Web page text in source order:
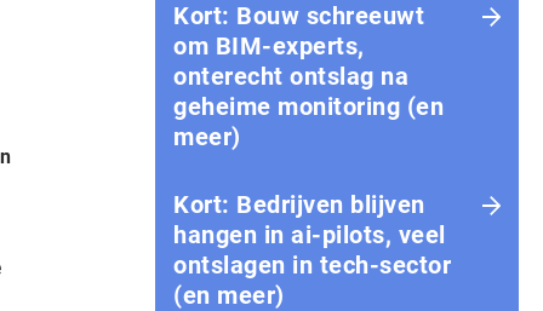
Kort: Bouw schreeuwt
om BIM-experts,
onterecht ontslag na
geheime monitoring (en
meer)
Kort: Bedrijven blijven
hangen in ai-pilots, veel
ontslagen in tech-sector
(en meer)